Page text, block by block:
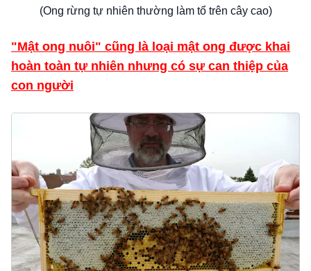
(Ong rừng tự nhiên thường làm tổ trên cây cao)
"Mật ong nuôi" cũng là loại mật ong được khai
hoàn toàn tự nhiên nhưng có sự can thiệp của
con người